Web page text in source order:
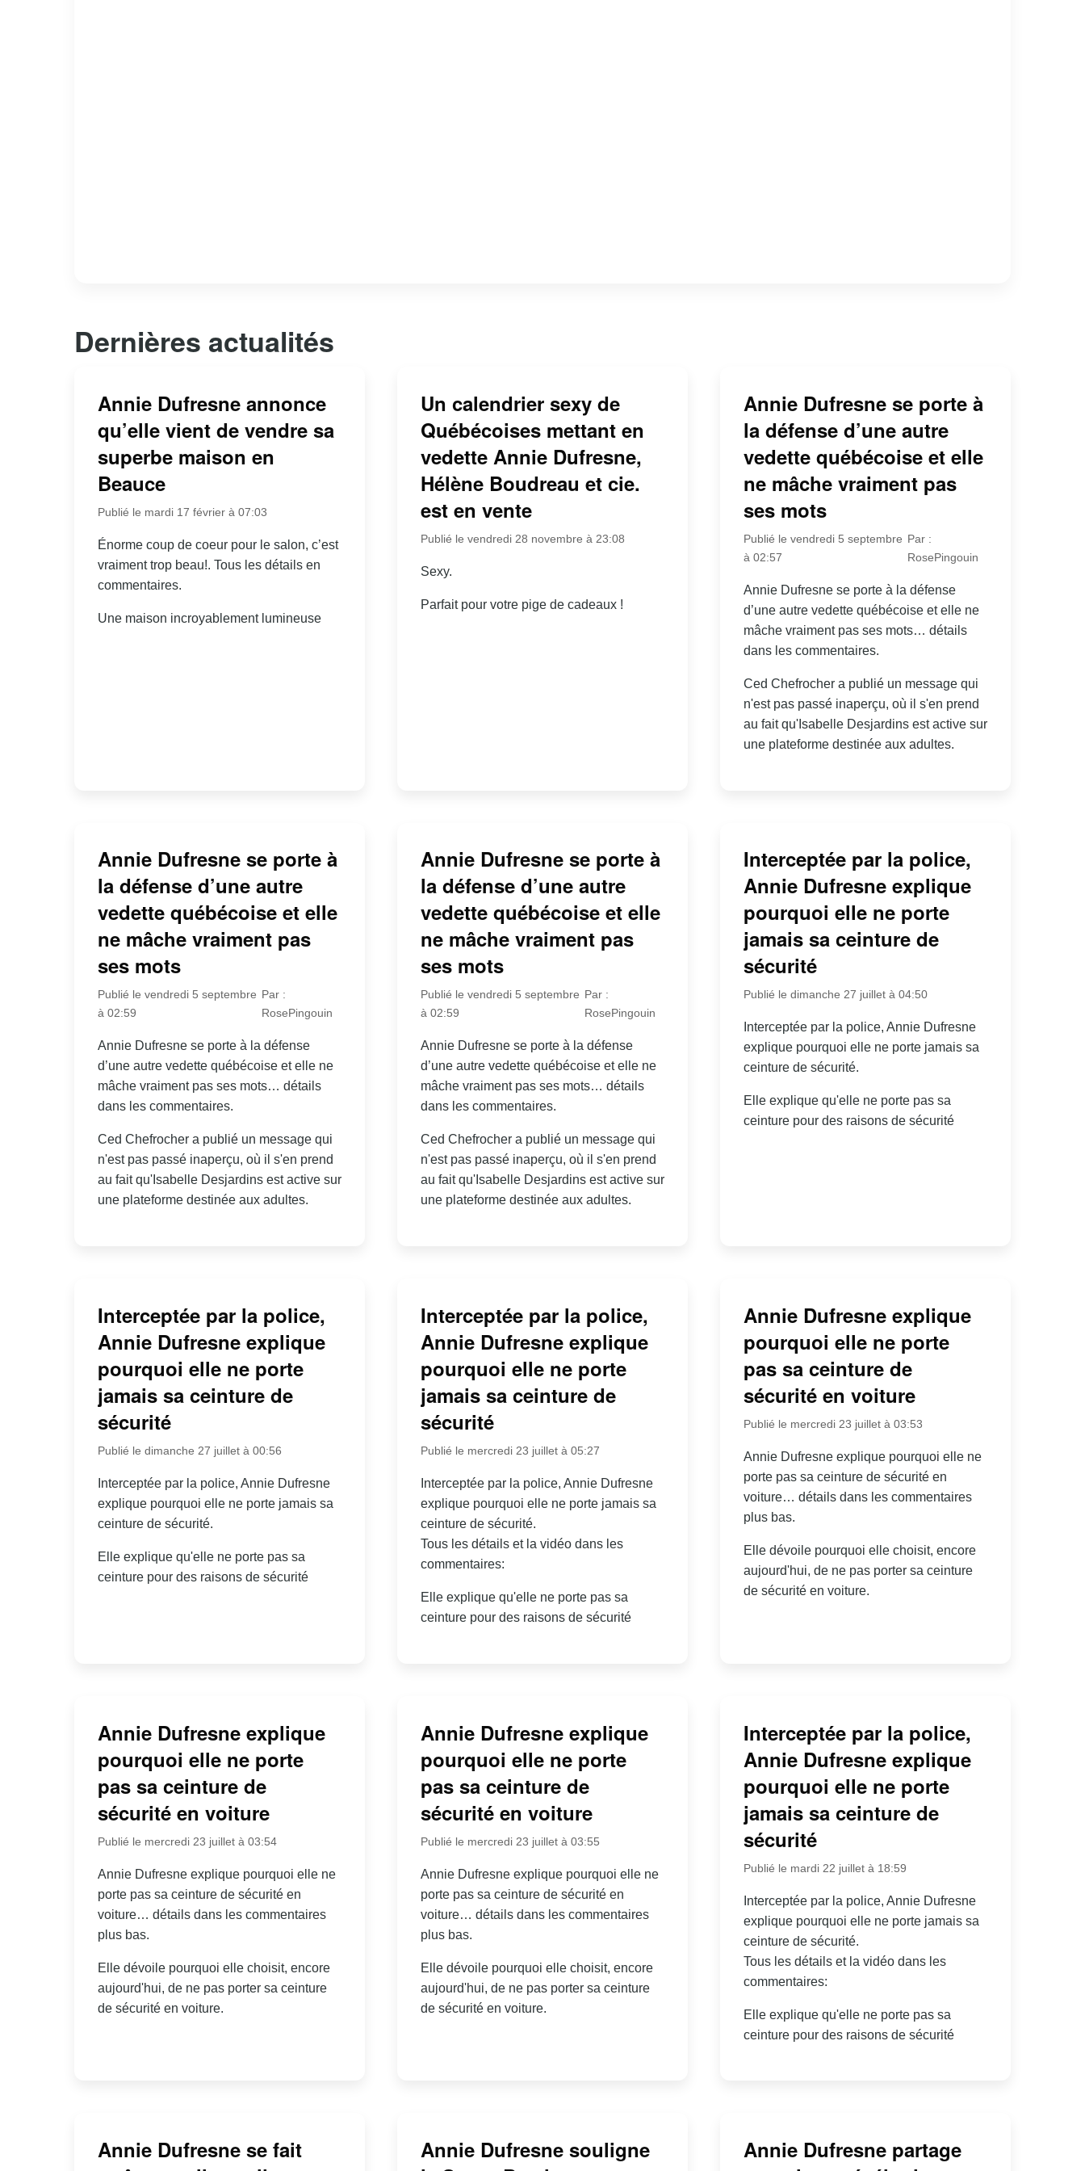
Dernières actualités
Annie Dufresne annonce
qu’elle vient de vendre sa
superbe maison en
Beauce
Publié le mardi 17 février à 07:03
Énorme coup de coeur pour le salon, c’est
vraiment trop beau!. Tous les détails en
commentaires.
Une maison incroyablement lumineuse
Un calendrier sexy de
Québécoises mettant en
vedette Annie Dufresne,
Hélène Boudreau et cie.
est en vente
Publié le vendredi 28 novembre à 23:08
Sexy.
Parfait pour votre pige de cadeaux !
Annie Dufresne se porte à
la défense d’une autre
vedette québécoise et elle
ne mâche vraiment pas
ses mots
Publié le vendredi 5 septembre
à 02:57
Par :
RosePingouin
Annie Dufresne se porte à la défense
d’une autre vedette québécoise et elle ne
mâche vraiment pas ses mots… détails
dans les commentaires.
Ced Chefrocher a publié un message qui
n'est pas passé inaperçu, où il s'en prend
au fait qu'Isabelle Desjardins est active sur
une plateforme destinée aux adultes.
Annie Dufresne se porte à
la défense d’une autre
vedette québécoise et elle
ne mâche vraiment pas
ses mots
Publié le vendredi 5 septembre
à 02:59
Par :
RosePingouin
Annie Dufresne se porte à la défense
d’une autre vedette québécoise et elle ne
mâche vraiment pas ses mots… détails
dans les commentaires.
Ced Chefrocher a publié un message qui
n'est pas passé inaperçu, où il s'en prend
au fait qu'Isabelle Desjardins est active sur
une plateforme destinée aux adultes.
Annie Dufresne se porte à
la défense d’une autre
vedette québécoise et elle
ne mâche vraiment pas
ses mots
Publié le vendredi 5 septembre
à 02:59
Par :
RosePingouin
Annie Dufresne se porte à la défense
d’une autre vedette québécoise et elle ne
mâche vraiment pas ses mots… détails
dans les commentaires.
Ced Chefrocher a publié un message qui
n'est pas passé inaperçu, où il s'en prend
au fait qu'Isabelle Desjardins est active sur
une plateforme destinée aux adultes.
Interceptée par la police,
Annie Dufresne explique
pourquoi elle ne porte
jamais sa ceinture de
sécurité
Publié le dimanche 27 juillet à 04:50
Interceptée par la police, Annie Dufresne
explique pourquoi elle ne porte jamais sa
ceinture de sécurité.
Elle explique qu'elle ne porte pas sa
ceinture pour des raisons de sécurité
Interceptée par la police,
Annie Dufresne explique
pourquoi elle ne porte
jamais sa ceinture de
sécurité
Publié le dimanche 27 juillet à 00:56
Interceptée par la police, Annie Dufresne
explique pourquoi elle ne porte jamais sa
ceinture de sécurité.
Elle explique qu'elle ne porte pas sa
ceinture pour des raisons de sécurité
Interceptée par la police,
Annie Dufresne explique
pourquoi elle ne porte
jamais sa ceinture de
sécurité
Publié le mercredi 23 juillet à 05:27
Interceptée par la police, Annie Dufresne
explique pourquoi elle ne porte jamais sa
ceinture de sécurité.
Tous les détails et la vidéo dans les
commentaires:
Elle explique qu'elle ne porte pas sa
ceinture pour des raisons de sécurité
Annie Dufresne explique
pourquoi elle ne porte
pas sa ceinture de
sécurité en voiture
Publié le mercredi 23 juillet à 03:53
Annie Dufresne explique pourquoi elle ne
porte pas sa ceinture de sécurité en
voiture… détails dans les commentaires
plus bas.
Elle dévoile pourquoi elle choisit, encore
aujourd'hui, de ne pas porter sa ceinture
de sécurité en voiture.
Annie Dufresne explique
pourquoi elle ne porte
pas sa ceinture de
sécurité en voiture
Publié le mercredi 23 juillet à 03:54
Annie Dufresne explique pourquoi elle ne
porte pas sa ceinture de sécurité en
voiture… détails dans les commentaires
plus bas.
Elle dévoile pourquoi elle choisit, encore
aujourd'hui, de ne pas porter sa ceinture
de sécurité en voiture.
Annie Dufresne explique
pourquoi elle ne porte
pas sa ceinture de
sécurité en voiture
Publié le mercredi 23 juillet à 03:55
Annie Dufresne explique pourquoi elle ne
porte pas sa ceinture de sécurité en
voiture… détails dans les commentaires
plus bas.
Elle dévoile pourquoi elle choisit, encore
aujourd'hui, de ne pas porter sa ceinture
de sécurité en voiture.
Interceptée par la police,
Annie Dufresne explique
pourquoi elle ne porte
jamais sa ceinture de
sécurité
Publié le mardi 22 juillet à 18:59
Interceptée par la police, Annie Dufresne
explique pourquoi elle ne porte jamais sa
ceinture de sécurité.
Tous les détails et la vidéo dans les
commentaires:
Elle explique qu'elle ne porte pas sa
ceinture pour des raisons de sécurité
Annie Dufresne se fait
Annie Dufresne souligne
Annie Dufresne partage